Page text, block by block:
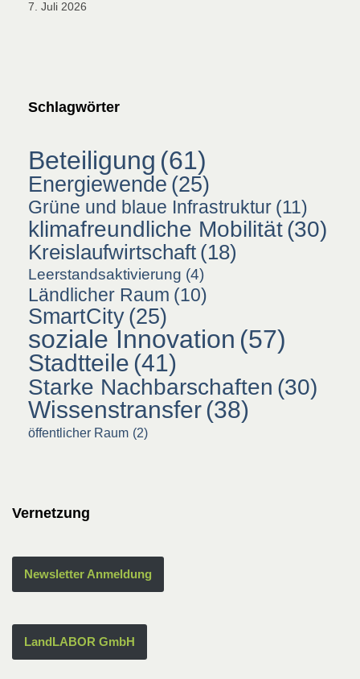
7. Juli 2026
Schlagwörter
Beteiligung (61)
Energiewende (25)
Grüne und blaue Infrastruktur (11)
klimafreundliche Mobilität(30)
Kreislaufwirtschaft (18)
Leerstandsaktivierung (4)
Ländlicher Raum (10)
SmartCity(25)
soziale Innovation (57)
Stadtteile (41)
Starke Nachbarschaften (30)
Wissenstransfer(38)
öffentlicher Raum (2)
Vernetzung
Newsletter Anmeldung
LandLABOR GmbH